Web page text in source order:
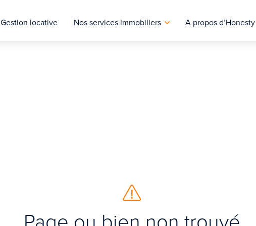
Gestion locative Nos services immobiliers A propos d’Honesty